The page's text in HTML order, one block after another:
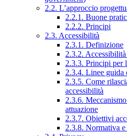
2.2. L’approccio
2.2.1. Buone
2.2.2. Principi
2.3. Accessibilità
2.3.1. Definizione
2.3.2.
2.3.3. Principi per
2.3.4. Linee guida
2.3.5. Come
accessibilità
2.3.6.
attuazione
2.3.7. Obiettivi
2.3.8. Normativa